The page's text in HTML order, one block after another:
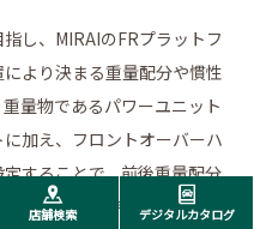
し、MIRAIのFRプラットフ
より決まる重量配分や慣性
量物であるパワーユニット
加え、フロントオーバーハ
することで、前後重量配分
減速・加速時において、自
店舗検索 デジタルカタログ